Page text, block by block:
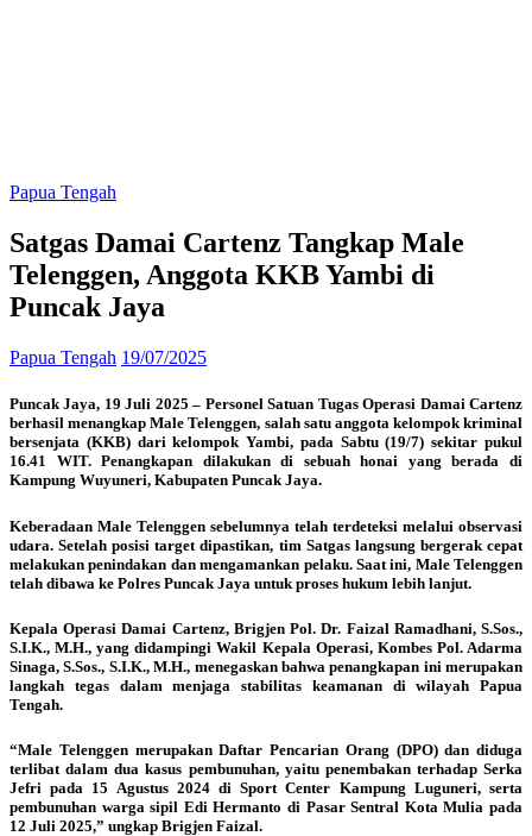
Papua Tengah
Satgas Damai Cartenz Tangkap Male
Telenggen, Anggota KKB Yambi di
Puncak Jaya
Papua Tengah 19/07/2025
Puncak Jaya, 19 Juli 2025 – Personel Satuan Tugas Operasi Damai Cartenz
berhasil menangkap Male Telenggen, salah satu anggota kelompok kriminal
bersenjata (KKB) dari kelompok Yambi, pada Sabtu (19/7) sekitar pukul
16.41 WIT. Penangkapan dilakukan di sebuah honai yang berada di
Kampung Wuyuneri, Kabupaten Puncak Jaya.
Keberadaan Male Telenggen sebelumnya telah terdeteksi melalui observasi
udara. Setelah posisi target dipastikan, tim Satgas langsung bergerak cepat
melakukan penindakan dan mengamankan pelaku. Saat ini, Male Telenggen
telah dibawa ke Polres Puncak Jaya untuk proses hukum lebih lanjut.
Kepala Operasi Damai Cartenz, Brigjen Pol. Dr. Faizal Ramadhani, S.Sos.,
S.I.K., M.H., yang didampingi Wakil Kepala Operasi, Kombes Pol. Adarma
Sinaga, S.Sos., S.I.K., M.H., menegaskan bahwa penangkapan ini merupakan
langkah tegas dalam menjaga stabilitas keamanan di wilayah Papua
Tengah.
“Male Telenggen merupakan Daftar Pencarian Orang (DPO) dan diduga
terlibat dalam dua kasus pembunuhan, yaitu penembakan terhadap Serka
Jefri pada 15 Agustus 2024 di Sport Center Kampung Luguneri, serta
pembunuhan warga sipil Edi Hermanto di Pasar Sentral Kota Mulia pada
12 Juli 2025,” ungkap Brigjen Faizal.